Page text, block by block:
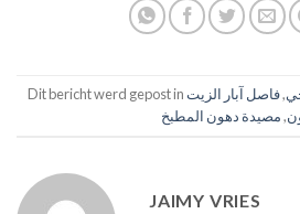
Dit bericht werd gepost in ,فاصل آبار الزيت
,مصيدة دهون المطبخ
JAIMY VRIES